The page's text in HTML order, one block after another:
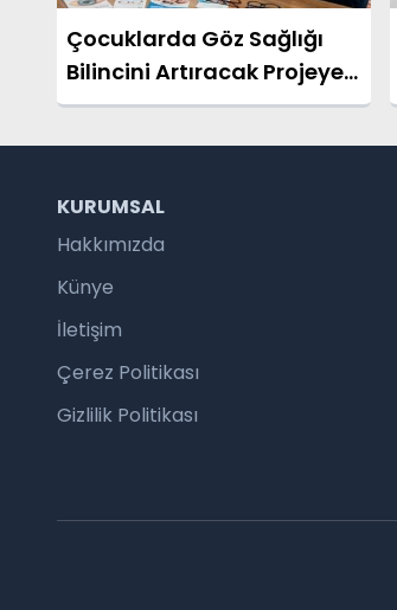
Çocuklarda Göz Sağlığı
Bilincini Artıracak Projeye
TÜBİTAK Desteği
KURUMSAL
Hakkımızda
Künye
İletişim
Çerez Politikası
Gizlilik Politikası